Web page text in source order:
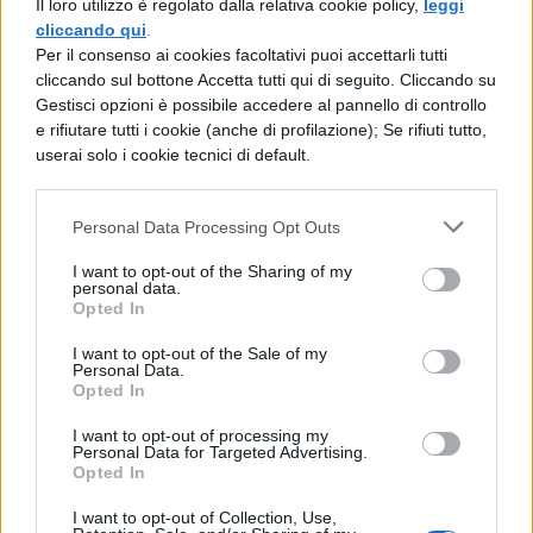
Il loro utilizzo è regolato dalla relativa cookie policy,
leggi
cliccando qui
Per il consenso ai cookies facoltativi puoi accettarli tutti
cliccando sul bottone Accetta tutti qui di seguito. Cliccando su
Gestisci opzioni è possibile accedere al pannello di controllo
e rifiutare tutti i cookie (anche di profilazione); Se rifiuti tutto,
userai solo i cookie tecnici di default.
Personal Data Processing Opt Outs
I want to opt-out of the Sharing of my
personal data.
Opted In
I want to opt-out of the Sale of my
Personal Data.
Opted In
I want to opt-out of processing my
Personal Data for Targeted Advertising.
Opted In
I want to opt-out of Collection, Use,
pause, che renderebbero spezzato il verso.
Descrizione di Beatrice:
Non si raffigura uno sfondo reale, e Beatrice
non viene descritta nel suo aspetto fisico.
Nessuno dei nomi adoperati infatti si
riferisce alla realtà fisica (“occhi”, “umiltà”,
“cielo”, “miracol”), e anche quelli che posso
sembrare più concreti prendono un
significato unicamente spirituale.
soprattutto nei punti di forza, tra le parole in